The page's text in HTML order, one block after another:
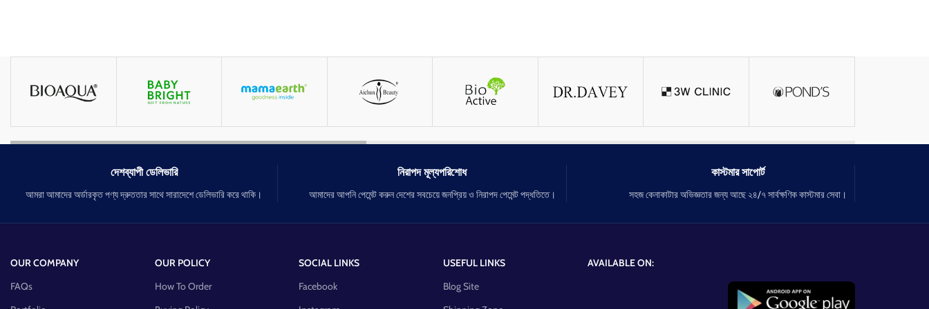
দেশব্যাপী ডেলিভারি
আমরা আমাদের অর্ডারকৃত পণ্য দ্রুততার সাথে সারাদেশে ডেলিভারি করে থাকি।
নিরাপদ মূল্যপরিশোধ
আমাদের আপনি পেমেন্ট করুন দেশের সবচেয়ে জনপ্রিয় ও নিরাপদ পেমেন্ট পদ্ধতিতে।
কাস্টমার সাপোর্ট
সহজ কেনাকাটার অভিজ্ঞতার জন্য আছে ২৪/৭ সার্বক্ষণিক কাস্টমার সেবা।
OUR COMPANY
FAQs
OUR POLICY
How To Order
SOCIAL LINKS
Facebook
USEFUL LINKS
Blog Site
AVAILABLE ON: